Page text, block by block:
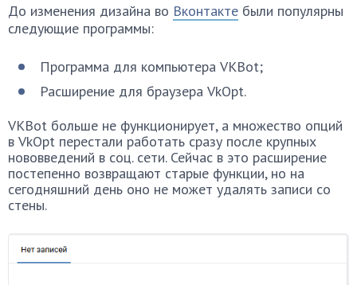
До изменения дизайна во Вконтакте были популярны
следующие программы:
Программа для компьютера VKBot;
Расширение для браузера VkOpt.
VKBot больше не функционирует, а множество опций
в VkOpt перестали работать сразу после крупных
нововведений в соц. сети. Сейчас в это расширение
постепенно возвращают старые функции, но на
сегодняшний день оно не может удалять записи со
стены.